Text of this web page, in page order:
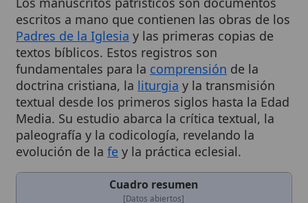
Padres de la Iglesiay las primeras copias de
textos bíblicos. Estos registros son
fundamentales para lacomprensiónde la
doctrina cristiana, laliturgiay la transmisión
textual desde los primeros siglos hasta la Edad
Media. Su estudio abarca la crítica textual, la
paleografía y la codicología, revelando la
evolución de la fey la práctica eclesial.
Cuadro resumen
[Datos abiertos]
Nombre Manuscritos patrísticos
Obra